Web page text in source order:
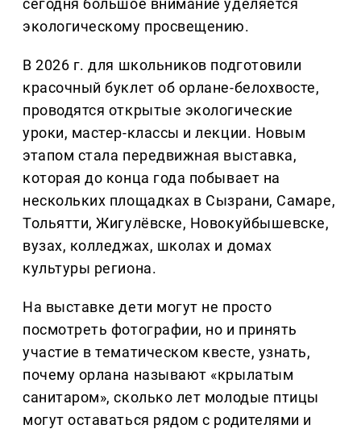
экологическому просвещению.
В 2026 г. для школьников подготовили
красочный буклет об орлане-белохвосте,
проводятся открытые экологические
уроки, мастер-классы и лекции. Новым
этапом стала передвижная выставка,
которая до конца года побывает на
нескольких площадках в Сызрани, Самаре,
Тольятти, Жигулёвске, Новокуйбышевске,
вузах, колледжах, школах и домах
культуры региона.
На выставке дети могут не просто
посмотреть фотографии, но и принять
участие в тематическом квесте, узнать,
почему орлана называют «крылатым
санитаром», сколько лет молодые птицы
могут оставаться рядом с родителями и